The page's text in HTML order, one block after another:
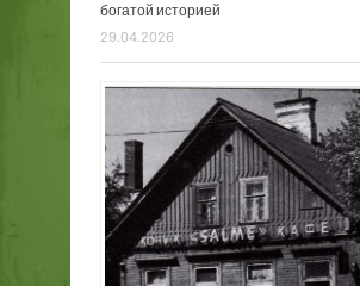
богатой историей
29.04.2026